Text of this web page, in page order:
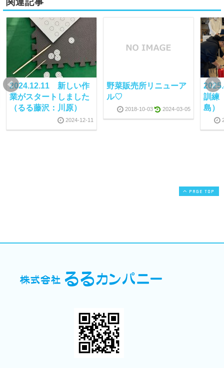
2024.12.11 新しい作
業がスタートしました
（るる藤沢：川原）
2024-12-11
野菜販売所リニューア
ル♡
2018-10-03 2024-03-05
訓練
島）
PAGE TOP